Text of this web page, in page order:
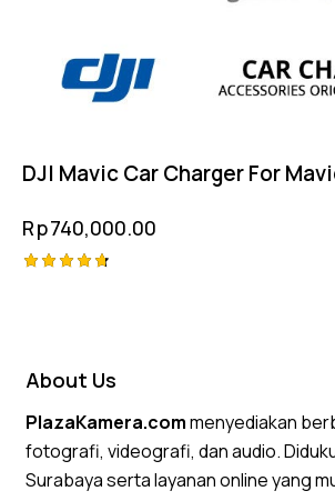
DJI Mavic Car Charger For
Rp740,000.00
About Us
PlazaKamera.commenyediakan
fotografi, videografi, dan audio.
Surabaya serta layanan online yang